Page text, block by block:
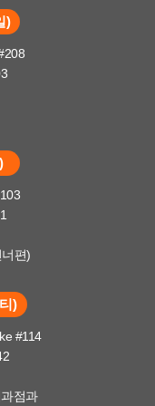
)
편)
)
#114
점과